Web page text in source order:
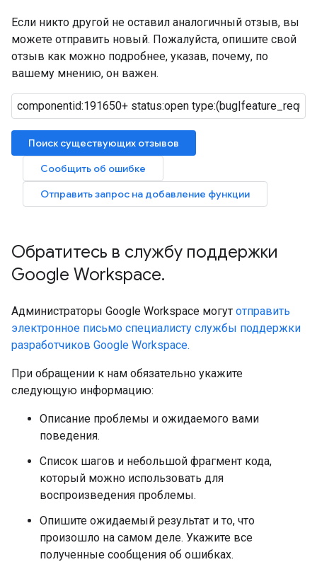
Если никто другой не оставил аналогичный отзыв, вы
можете отправить новый. Пожалуйста, опишите свой
отзыв как можно подробнее, указав, почему, по
вашему мнению, он важен.
Поиск существующих отзывов
Сообщить об ошибке
Отправить запрос на добавление функции
Обратитесь в службу поддержки
Google Workspace.
Администраторы Google Workspace могут отправить
электронное письмо специалисту службы поддержки
разработчиков Google Workspace.
При обращении к нам обязательно укажите
следующую информацию:
Описание проблемы и ожидаемого вами
поведения.
Список шагов и небольшой фрагмент кода,
который можно использовать для
воспроизведения проблемы.
Опишите ожидаемый результат и то, что
произошло на самом деле. Укажите все
полученные сообщения об ошибках.